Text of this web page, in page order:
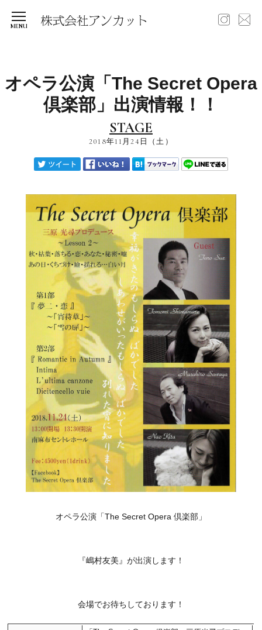
オペラ公演「The Secret Opera
倶楽部」出演情報！！
STAGE
2018年11月24日（土）
オペラ公演「The Secret Opera 倶楽部」
『嶋村友美』が出演します！
会場でお待ちしております！